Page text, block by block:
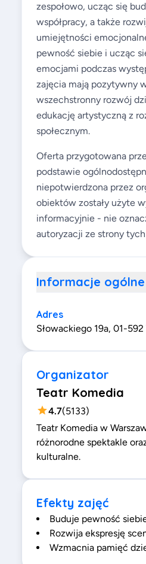
zespołowo, ucząc się
współpracy, a także
umiejętności
pewność siebie i ucząc
emocjami podczas
zajęcia mają pozytywny
wszechstronny rozwój
edukację artystyczną z
społecznym.
Oferta przygotowana
podstawie
niepotwierdzona przez
obiektów zostały użyte
informacyjnie - nie
autoryzacji ze strony
Informacje ogólne
Adres
Słowackiego 19a, 01-592
Organizator
Teatr Komedia
4.7(5133)
Teatr Komedia w
różnorodne spektakle
kulturalne.
Efekty zajęć
Buduje pewność
Rozwija ekspresję
Wzmacnia pamięć